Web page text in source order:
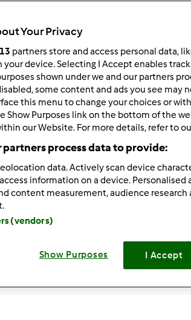
wyniki
- 16:55
tortów
Your Privacy
partners store and access personal data,
your device. Selecting I Accept enables
shown under we and our partners
some content and ads you see may
this menu to change your choices or
Show Purposes link on the bottom of the
our Website. For more details, refer to
partners process data to provide:
data. Actively scan device
information on a device.
content measurement, audience research
(vendors)
Show Purposes I Accept